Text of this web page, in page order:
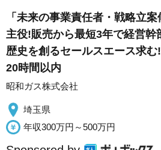
「未来の事業責任者・戦略立
主役!販売から最短3年で経営幹
歴史を創るセールスエース求
20時間以内
昭和ガス株式会社
埼玉県
年収300万円～500万円